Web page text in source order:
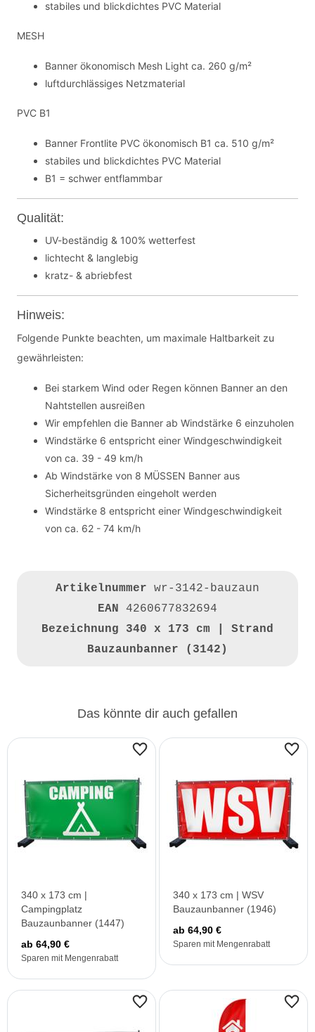
stabiles und blickdichtes PVC Material
MESH
Banner ökonomisch Mesh Light ca. 260 g/m²
luftdurchlässiges Netzmaterial
PVC B1
Banner Frontlite PVC ökonomisch B1 ca. 510 g/m²
stabiles und blickdichtes PVC Material
B1 = schwer entflammbar
Qualität:
UV-beständig & 100% wetterfest
lichtecht & langlebig
kratz- & abriebfest
Hinweis:
Folgende Punkte beachten, um maximale Haltbarkeit zu
gewährleisten:
Bei starkem Wind oder Regen können Banner an den
Nahtstellen ausreißen
Wir empfehlen die Banner ab Windstärke 6 einzuholen
Windstärke 6 entspricht einer Windgeschwindigkeit
von ca. 39 - 49 km/h
Ab Windstärke von 8 MÜSSEN Banner aus
Sicherheitsgründen eingeholt werden
Windstärke 8 entspricht einer Windgeschwindigkeit
von ca. 62 - 74 km/h
Artikelnummer wr-3142-bauzaun
EAN 4260677832694
Bezeichnung 340 x 173 cm | Strand
Bauzaunbanner (3142)
Das könnte dir auch gefallen
340 x 173 cm |
Campingplatz
Bauzaunbanner (1447)
ab 64,90 €
Sparen mit Mengenrabatt
340 x 173 cm | WSV
Bauzaunbanner (1946)
ab 64,90 €
Sparen mit Mengenrabatt